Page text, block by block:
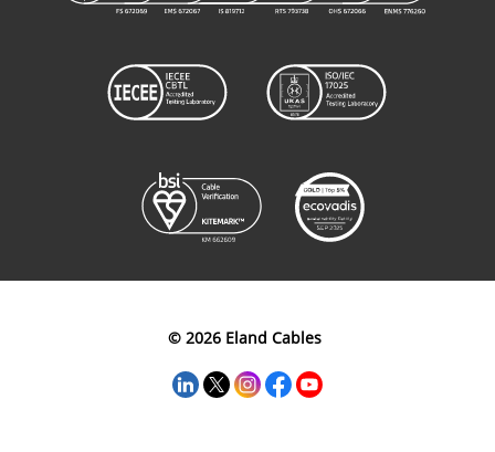
© 2026 Eland Cables